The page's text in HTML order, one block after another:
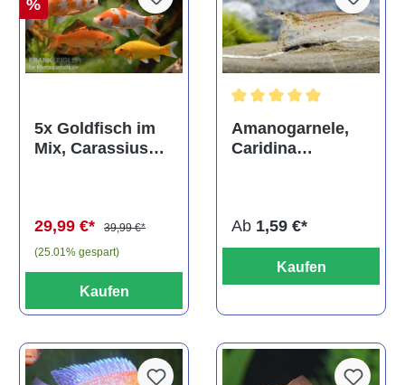
%
5x Goldfisch im
Mix, Carassius
29,99 €*
39,99 €*
(25.01% gespart)
Kaufen
Amanogarnele,
Caridina
Ab 1,59 €*
Kaufen